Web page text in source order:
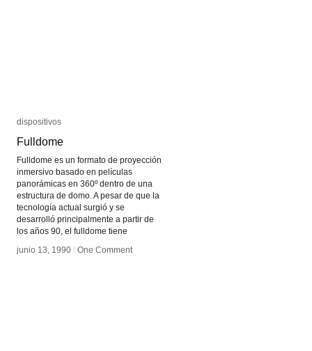
dispositivos
Fulldome
Fulldome es un formato de proyección
inmersivo basado en películas
panorámicas en 360º dentro de una
estructura de domo. A pesar de que la
tecnología actual surgió y se
desarrolló principalmente a partir de
los años 90, el fulldome tiene
junio 13, 1990 / One Comment
dispositivos
Fulldome
junio 13, 1990 / One Comment